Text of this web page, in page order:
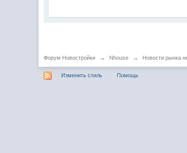
Форум Новостройки → Nhouse → Новости рынка
Изменить стиль Помощь